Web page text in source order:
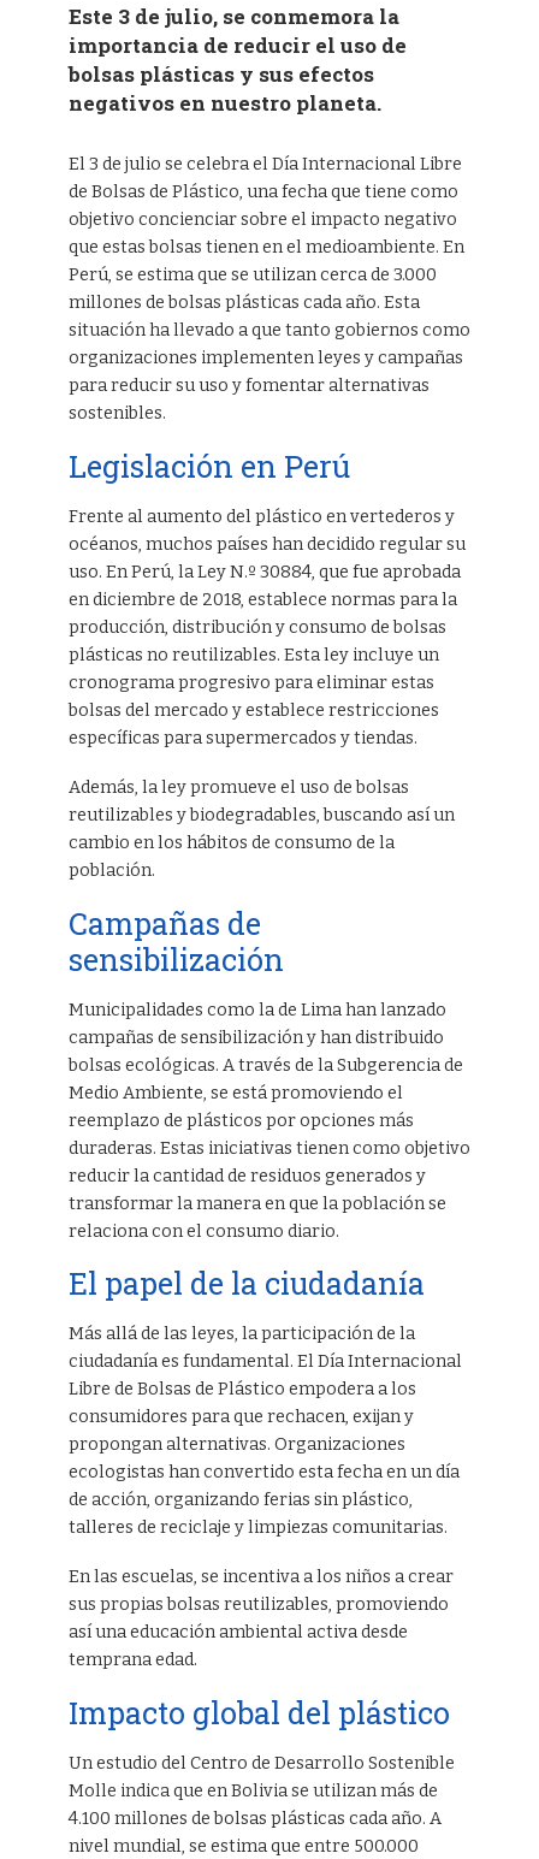
Este 3 de julio, se conmemora la
importancia de reducir el uso de
bolsas plásticas y sus efectos
negativos en nuestro planeta.
El 3 de julio se celebra el Día Internacional Libre
de Bolsas de Plástico, una fecha que tiene como
objetivo concienciar sobre el impacto negativo
que estas bolsas tienen en el medioambiente. En
Perú, se estima que se utilizan cerca de 3.000
millones de bolsas plásticas cada año. Esta
situación ha llevado a que tanto gobiernos como
organizaciones implementen leyes y campañas
para reducir su uso y fomentar alternativas
sostenibles.
Legislación en Perú
Frente al aumento del plástico en vertederos y
océanos, muchos países han decidido regular su
uso. En Perú, la Ley N.º 30884, que fue aprobada
en diciembre de 2018, establece normas para la
producción, distribución y consumo de bolsas
plásticas no reutilizables. Esta ley incluye un
cronograma progresivo para eliminar estas
bolsas del mercado y establece restricciones
específicas para supermercados y tiendas.
Además, la ley promueve el uso de bolsas
reutilizables y biodegradables, buscando así un
cambio en los hábitos de consumo de la
población.
Campañas de
sensibilización
Municipalidades como la de Lima han lanzado
campañas de sensibilización y han distribuido
bolsas ecológicas. A través de la Subgerencia de
Medio Ambiente, se está promoviendo el
reemplazo de plásticos por opciones más
duraderas. Estas iniciativas tienen como objetivo
reducir la cantidad de residuos generados y
transformar la manera en que la población se
relaciona con el consumo diario.
El papel de la ciudadanía
Más allá de las leyes, la participación de la
ciudadanía es fundamental. El Día Internacional
Libre de Bolsas de Plástico empodera a los
consumidores para que rechacen, exijan y
propongan alternativas. Organizaciones
ecologistas han convertido esta fecha en un día
de acción, organizando ferias sin plástico,
talleres de reciclaje y limpiezas comunitarias.
En las escuelas, se incentiva a los niños a crear
sus propias bolsas reutilizables, promoviendo
así una educación ambiental activa desde
temprana edad.
Impacto global del plástico
Un estudio del Centro de Desarrollo Sostenible
Molle indica que en Bolivia se utilizan más de
4.100 millones de bolsas plásticas cada año. A
nivel mundial, se estima que entre 500.000